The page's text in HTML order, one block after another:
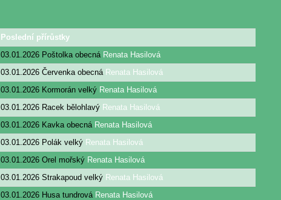
Poslední přírůstky
03.01.2026 Poštolka obecná Renata Hasilová
03.01.2026 Červenka obecná Renata Hasilová
03.01.2026 Kormorán velký Renata Hasilová
03.01.2026 Racek bělohlavý Renata Hasilová
03.01.2026 Kavka obecná Renata Hasilová
03.01.2026 Polák velký Renata Hasilová
03.01.2026 Orel mořský Renata Hasilová
03.01.2026 Strakapoud velký Renata Hasilová
03.01.2026 Husa tundrová Renata Hasilová